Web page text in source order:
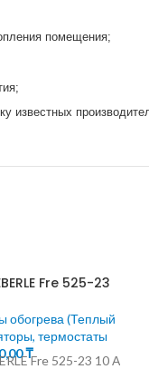
помещения;
известных
Fre 525-23
обогрева (Теплый
термостаты
₸Fre 525-23 10 А